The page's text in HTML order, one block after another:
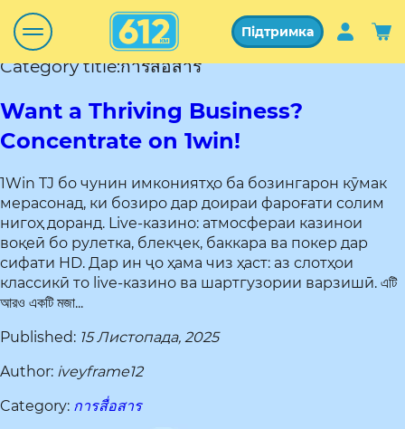
Підтримка
Category title:การสื่อสาร
Want a Thriving Business?
Concentrate on 1win!
1Win TJ бо чунин имкониятҳо ба бозингарон кӯмак
мерасонад, ки бозиро дар доираи фароғати солим
нигоҳ доранд. Live-казино: атмосфераи казинои
воқеӣ бо рулетка, блекҷек, баккара ва покер дар
сифати HD. Дар ин ҷо ҳама чиз ҳаст: аз слотҳои
классикӣ то live-казино ва шартгузории варзишӣ. এটি
আরও একটি মজা...
Published: 15 Листопада, 2025
Author: iveyframe12
Category: การสื่อสาร